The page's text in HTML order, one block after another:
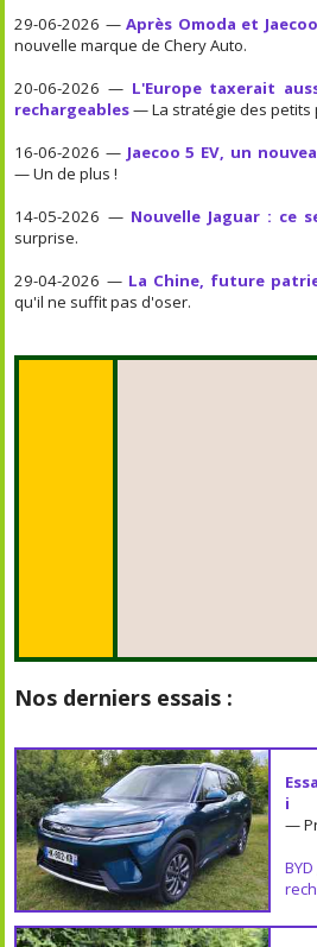
29-06-2026 —Après Omoda et
nouvelle marque de Chery Auto.
20-06-2026 — L'Europe taxerait
rechargeables— La stratégie des petits
16-06-2026 — Jaecoo 5 EV, un
— Un de plus !
14-05-2026 — Nouvelle Jaguar : ce
surprise.
29-04-2026 — La Chine, future
qu'il ne suffit pas d'oser.
Nos derniers essais :
i
—
BYD